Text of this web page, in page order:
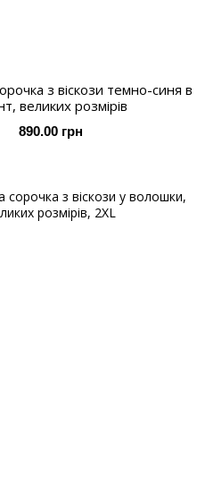
з віскози темно-синя в
великих розмірів
890.00 грн